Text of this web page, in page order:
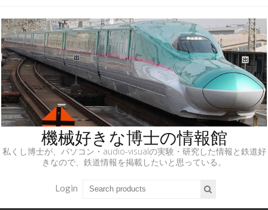
機械好きな博士の情報館
私くし博士が、パソコン・audio-visualの実験・研究した情報と鉄道好
きなので、鉄道情報を掲載したいと思っている。
Login